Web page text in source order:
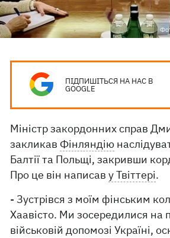
ПІДПИШІТЬСЯ НА НАС В
GOOGLE
Міністр закордонних справ
закликав Фінляндію
Балтії та Польщі, закривши
Про це він написаву Твіттері.
- Зустрівся з моїм фінським
Хаавісто. Ми зосередилися на
військовій допомозі Україні,